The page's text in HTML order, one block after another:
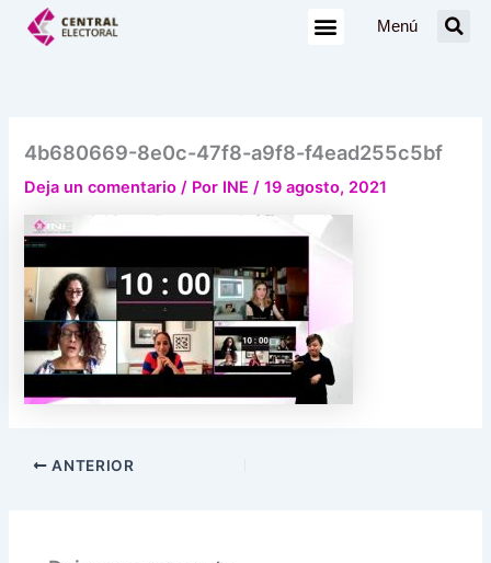
Menú
4b680669-8e0c-47f8-a9f8-f4ead255c5bf
Deja un comentario / Por INE/19 agosto, 2021
ANTERIOR